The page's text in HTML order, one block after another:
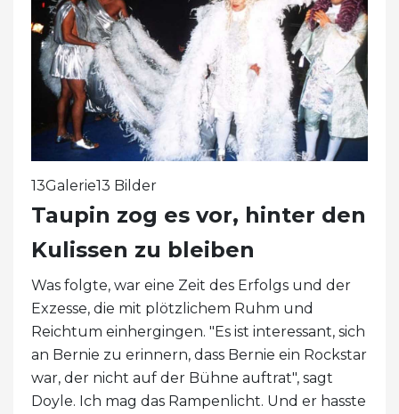
13Galerie13 Bilder
Taupin zog es vor, hinter den
Kulissen zu bleiben
Was folgte, war eine Zeit des Erfolgs und der
Exzesse, die mit plötzlichem Ruhm und
Reichtum einhergingen. "Es ist interessant, sich
an Bernie zu erinnern, dass Bernie ein Rockstar
war, der nicht auf der Bühne auftrat", sagt
Doyle. Ich mag das Rampenlicht. Und er hasste